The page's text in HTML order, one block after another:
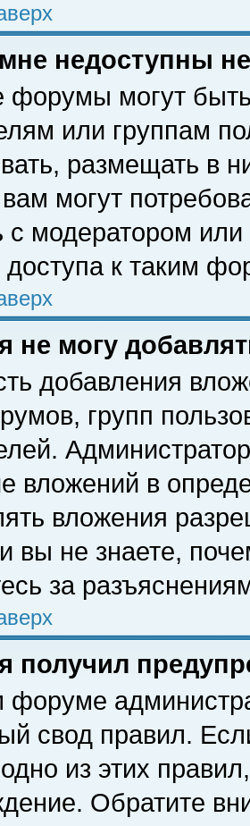
недоступны
форумы могут
или группам
размещать в
могут
с модератором
доступа к таким
не могу
добавления
групп
вложений в
вложения
вы не знаете,
за
получил
свод правил.
из этих
Обратите